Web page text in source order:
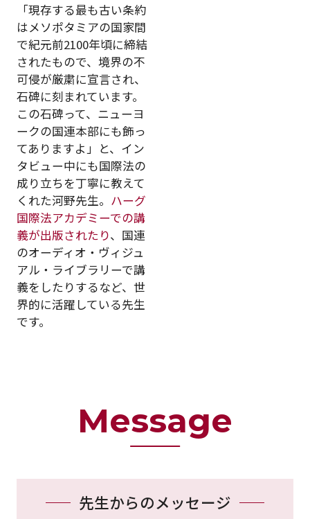
「現存する最も古い条約
はメソポタミアの国家間
で紀元前2100年頃に締結
されたもので、境界の不
可侵が厳粛に宣言され、
石碑に刻まれています。
この石碑って、ニューヨ
ークの国連本部にも飾っ
てありますよ」と、イン
タビュー中にも国際法の
成り立ちを丁寧に教えて
くれた河野先生。 ハーグ
国際法アカデミーでの講
義が出版されたり、国連
のオーディオ・ヴィジュ
アル・ライブラリーで講
義をしたりするなど、世
界的に活躍している先生
です。
Message
先生からのメッセージ